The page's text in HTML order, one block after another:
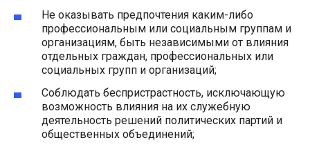
Не оказывать предпочтения каким-либо
профессиональным или социальным группам и
организациям, быть независимыми от влияния
отдельных граждан, профессиональных или
социальных групп и организаций;
Соблюдать беспристрастность, исключающую
возможность влияния на их служебную
деятельность решений политических партий и
общественных объединений;